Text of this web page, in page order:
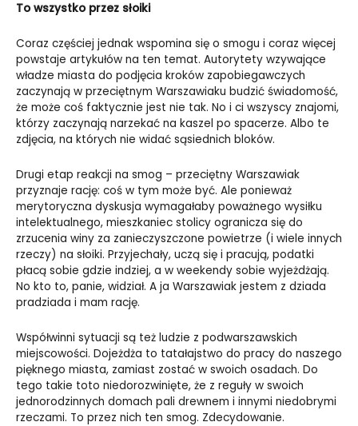
To wszystko przez słoiki
Coraz częściej jednak wspomina się o smogu i coraz więcej
powstaje artykułów na ten temat. Autorytety wzywające
władze miasta do podjęcia kroków zapobiegawczych
zaczynają w przeciętnym Warszawiaku budzić świadomość,
że może coś faktycznie jest nie tak. No i ci wszyscy znajomi,
którzy zaczynają narzekać na kaszel po spacerze. Albo te
zdjęcia, na których nie widać sąsiednich bloków.
Drugi etap reakcji na smog – przeciętny Warszawiak
przyznaje rację: coś w tym może być. Ale ponieważ
merytoryczna dyskusja wymagałaby poważnego wysiłku
intelektualnego, mieszkaniec stolicy ogranicza się do
zrzucenia winy za zanieczyszczone powietrze (i wiele innych
rzeczy) na słoiki. Przyjechały, uczą się i pracują, podatki
płacą sobie gdzie indziej, a w weekendy sobie wyjeżdżają.
No kto to, panie, widział. A ja Warszawiak jestem z dziada
pradziada i mam rację.
Współwinni sytuacji są też ludzie z podwarszawskich
miejscowości. Dojeżdża to tatałajstwo do pracy do naszego
pięknego miasta, zamiast zostać w swoich osadach. Do
tego takie toto niedorozwinięte, że z reguły w swoich
jednorodzinnych domach pali drewnem i innymi niedobrymi
rzeczami. To przez nich ten smog. Zdecydowanie.